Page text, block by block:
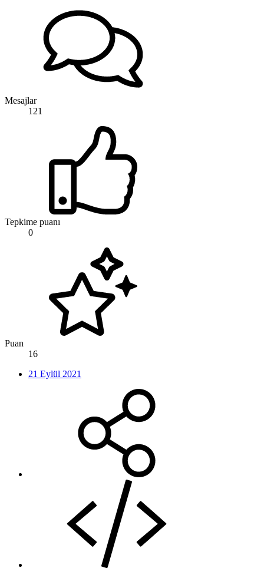
Mesajlar
121
Tepkime puanı
0
Puan
16
21 Eylül 2021